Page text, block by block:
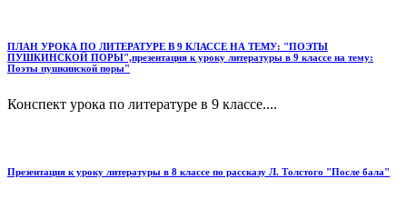
ПЛАН УРОКА ПО ЛИТЕРАТУРЕ В 9 КЛАССЕ НА ТЕМУ: "ПОЭТЫ
ПУШКИНСКОЙ ПОРЫ",презентация к уроку литературы в 9 классе на тему:
Поэты пушкинской поры"
Конспект урока по литературе в 9 классе....
Презентация к уроку литературы в 8 классе по рассказу Л. Толстого "После бала"